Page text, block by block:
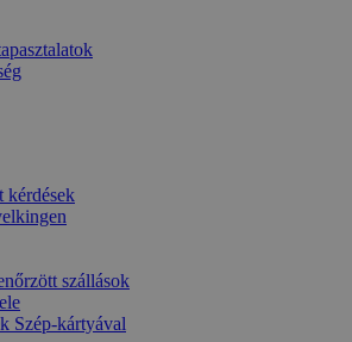
kérdések
szállások
Szép-kártyával